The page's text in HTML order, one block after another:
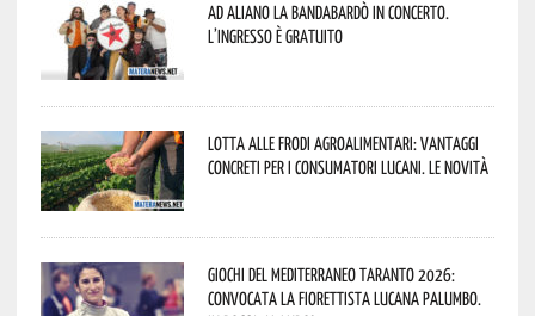
Ad Aliano la Bandabardò in concerto.
L’ingresso è gratuito
Lotta alle frodi agroalimentari: vantaggi
concreti per i consumatori lucani. Le novità
Giochi del Mediterraneo Taranto 2026:
convocata la fiorettista lucana Palumbo.